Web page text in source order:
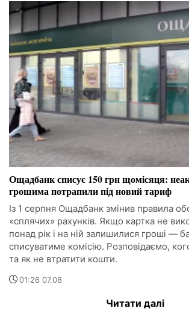
Ощадбанк списує 150 грн щомісяця:
грошима потрапили під новий тариф
Із 1 серпня Ощадбанк змінив правила
«сплячих» рахунків. Якщо картка не
понад рік і на ній залишилися гроші —
списуватиме комісію. Розповідаємо,
та як не втратити кошти.
01:26 07.08
Читати далі